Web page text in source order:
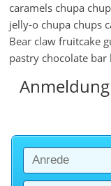
caramels chupa
jelly-o chupa chups
Bear claw fruitcake
pastry chocolate bar